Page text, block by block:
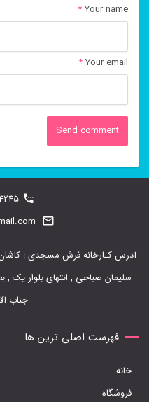
Your name
*
Your email
*
آدرس کـارخانه فرش مسجدی :
جناب
فهرست اصلی ترین ها
خانه
فروشگاه